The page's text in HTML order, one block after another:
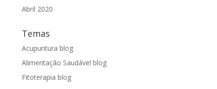
Abril 2020
Temas
Acupuntura blog
Alimentação Saudável blog
Fitoterapia blog